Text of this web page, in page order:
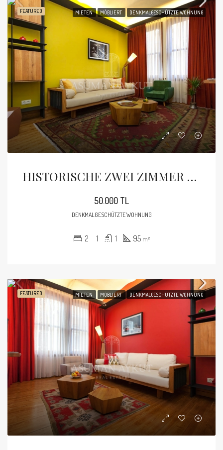
FEATURED MIETEN MÖBLIERT DENKMALGESCHÜTZTE WOHNUNG
HISTORISCHE ZWEI ZIMMER DESIGN WOHNUNG IN BEYOGLU
50.000 TL
DENKMALGESCHÜTZTE WOHNUNG
2 1 1 95 m²
FEATURED MIETEN MÖBLIERT DENKMALGESCHÜTZTE WOHNUNG